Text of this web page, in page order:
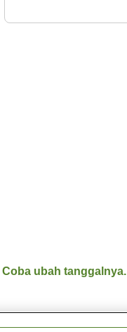
Coba ubah tanggalnya.